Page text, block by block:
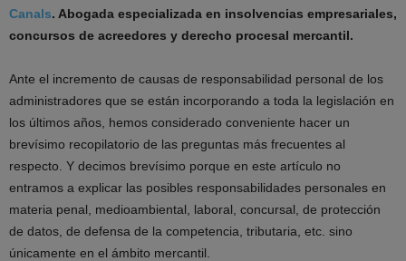
Canals. Abogada especializada en insolvencias empresariales,
concursos de acreedores y derecho procesal mercantil.
Ante el incremento de causas de responsabilidad personal de los
administradores que se están incorporando a toda la legislación en
los últimos años, hemos considerado conveniente hacer un
brevísimo recopilatorio de las preguntas más frecuentes al
respecto. Y decimos brevísimo porque en este artículo no
entramos a explicar las posibles responsabilidades personales en
materia penal, medioambiental, laboral, concursal, de protección
de datos, de defensa de la competencia, tributaria, etc. sino
únicamente en el ámbito mercantil.